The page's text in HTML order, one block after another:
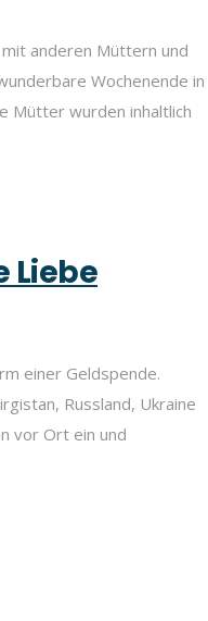
anderen Müttern und
Wochenende in
Mütter wurden inhaltlich
Liebe
einer Geldspende.
Russland, Ukraine
vor Ort ein und